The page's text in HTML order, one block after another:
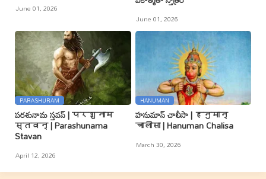
June 01, 2026
June 01, 2026
PARASHURAM
పరశునామ స్తవన్ | परशुनाम
स्तवन् | Parashunama
Stavan
April 12, 2026
HANUMAN
హనుమాన్ చాలీసా | हनुमान्
चालीसा | Hanuman Chalisa
March 30, 2026